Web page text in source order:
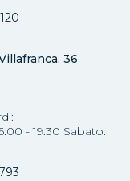
36
- 19:30 Sabato: